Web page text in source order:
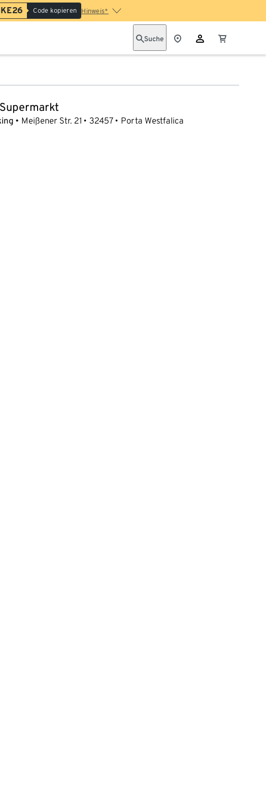
Code kopieren Hinweis*
Suche
Meißener Str. 21 32457 Porta Westfalica